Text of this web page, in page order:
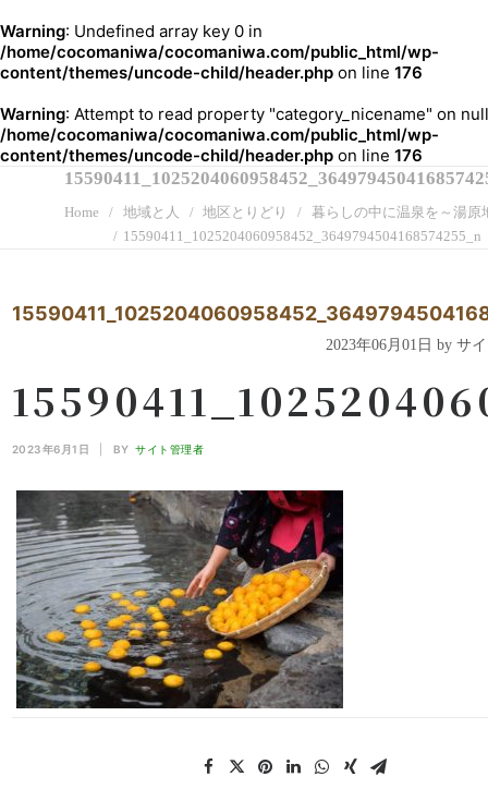
Warning: Undefined array key 0 in
/home/cocomaniwa/cocomaniwa.com/public_html/wp-
content/themes/uncode-child/header.php on line 176
Warning: Attempt to read property "category_nicename" on
/home/cocomaniwa/cocomaniwa.com/public_html/wp-
content/themes/uncode-child/header.php on line 176
Home 地域と人 地区とりどり
暮らしの中に温泉を～湯原
15590411_1025204060958452_3649794504168574255_n
2023年06月01日 by サ
2023年6月1日 BY サイト管理者